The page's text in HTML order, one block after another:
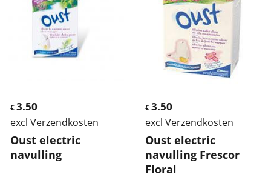
€ 3.50
excl Verzendkosten
Oust electric
navulling
€3.50
excl Verzendkosten
Oust electric
navulling Frescor
Floral